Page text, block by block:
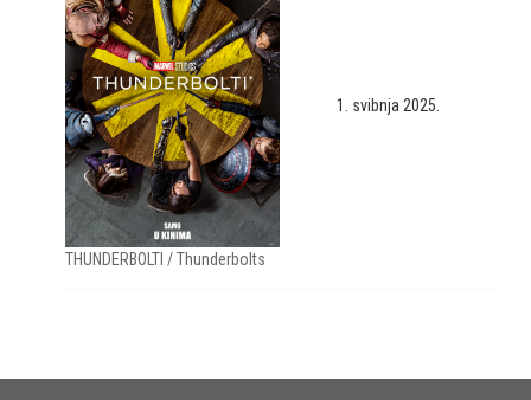
THUNDERBOLTI / Thunderbolts
1. svibnja 2025.